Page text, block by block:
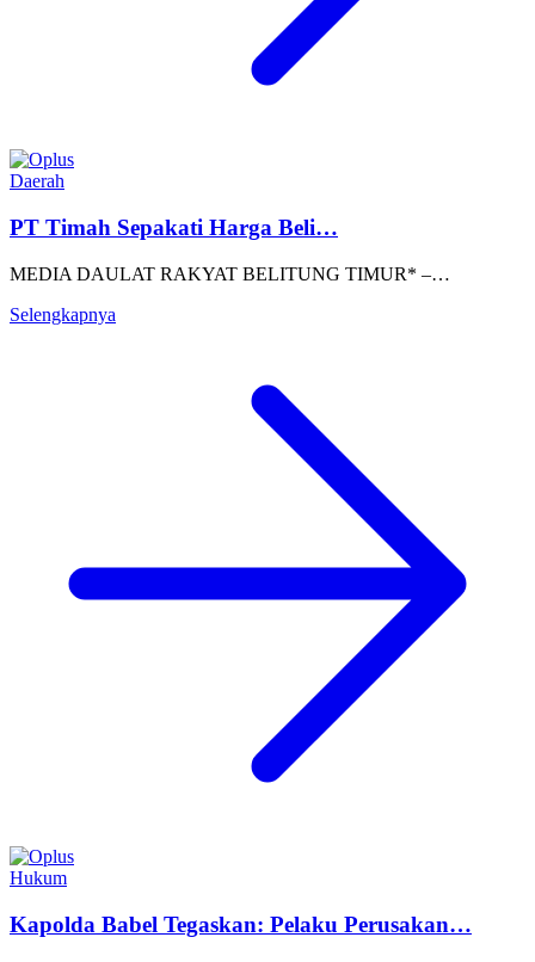
Daerah
PT Timah Sepakati Harga Beli…
MEDIA DAULAT RAKYAT BELITUNG TIMUR* –…
Selengkapnya
Hukum
Kapolda Babel Tegaskan: Pelaku Perusakan…